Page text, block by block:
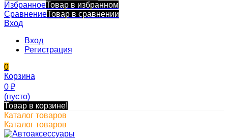
ИзбранноеТовар в избранном
СравнениеТовар в сравнении
Вход
Вход
Регистрация
0
Корзина
0 ₽
(пусто)
Товар в корзине!
Каталог товаров
Каталог товаров